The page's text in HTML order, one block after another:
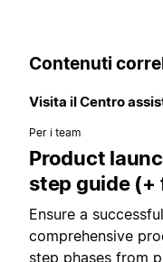
Contenuti
Visita il Centro
Per i team
Product
step guide (+
Ensure a
comprehensive
step phases from